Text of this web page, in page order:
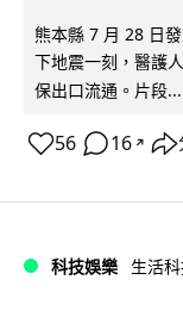
熊本縣 7 月 28 日
下地震一刻，醫護
保出口流通。片段...
56 16 ↗
科技娛樂 生活